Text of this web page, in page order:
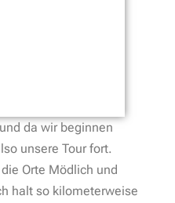
da wir beginnen
unsere Tour fort.
Orte Mödlich und
halt so kilometerweise